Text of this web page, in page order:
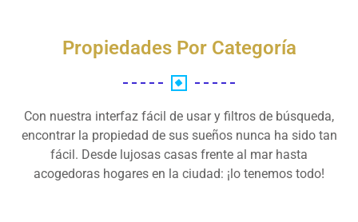
Propiedades Por Categoría
Con nuestra interfaz fácil de usar y filtros de búsqueda,
encontrar la propiedad de sus sueños nunca ha sido tan
fácil. Desde lujosas casas frente al mar hasta
acogedoras hogares en la ciudad: ¡lo tenemos todo!